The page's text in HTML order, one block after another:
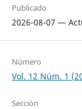
Publicado
2026-08-07 —
Número
Vol. 12 Núm. 1
Sección